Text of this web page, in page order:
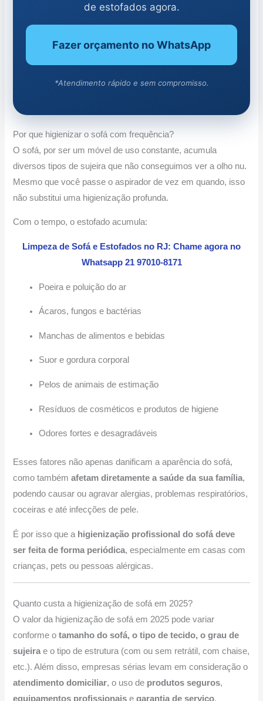
de estofados agora.
Fazer orçamento no WhatsApp
*Atendimento rápido e sem compromisso.
Por que higienizar o sofá com frequência?
O sofá, por ser um móvel de uso constante, acumula
diversos tipos de sujeira que não conseguimos ver a olho nu.
Mesmo que você passe o aspirador de vez em quando, isso
não substitui uma higienização profunda.
Com o tempo, o estofado acumula:
Limpeza de Sofá e Estofados no RJ: Chame agora no
Whatsapp 21 97010-8171
Poeira e poluição do ar
Ácaros, fungos e bactérias
Manchas de alimentos e bebidas
Suor e gordura corporal
Pelos de animais de estimação
Resíduos de cosméticos e produtos de higiene
Odores fortes e desagradáveis
Esses fatores não apenas danificam a aparência do sofá,
como tambémafetam diretamente a saúde da sua família,
podendo causar ou agravar alergias, problemas respiratórios,
coceiras e até infecções de pele.
É por isso que a higienização profissional do sofá deve
ser feita de forma periódica, especialmente em casas com
crianças, pets ou pessoas alérgicas.
Quanto custa a higienização de sofá em 2025?
O valor da higienização de sofá em 2025 pode variar
conforme otamanho do sofá, o tipo de tecido, o grau de
sujeira e o tipo de estrutura (com ou sem retrátil, com chaise,
etc.). Além disso, empresas sérias levam em consideração o
atendimento domiciliar, o uso de produtos seguros,
equipamentos profissionais egarantia de serviço.